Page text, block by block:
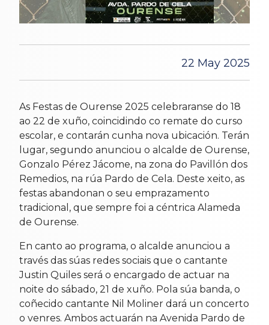
22 May 2025
As Festas de Ourense 2025 celebraranse do 18
ao 22 de xuño, coincidindo co remate do curso
escolar, e contarán cunha nova ubicación. Terán
lugar, segundo anunciou o alcalde de Ourense,
Gonzalo Pérez Jácome, na zona do Pavillón dos
Remedios, na rúa Pardo de Cela. Deste xeito, as
festas abandonan o seu emprazamento
tradicional, que sempre foi a céntrica Alameda
de Ourense.
En canto ao programa, o alcalde anunciou a
través das súas redes sociais que o cantante
Justin Quiles será o encargado de actuar na
noite do sábado, 21 de xuño. Pola súa banda, o
coñecido cantante Nil Moliner dará un concerto
o venres. Ambos actuarán na Avenida Pardo de